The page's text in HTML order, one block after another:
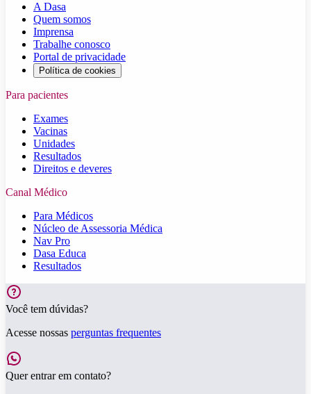
A Dasa
Quem somos
Imprensa
Trabalhe conosco
Portal de privacidade
Política de cookies
Para pacientes
Exames
Vacinas
Unidades
Resultados
Direitos e deveres
Canal Médico
Para Médicos
Núcleo de Assessoria Médica
Nav Pro
Dasa Educa
Resultados
Você tem dúvidas?
Acesse nossas perguntas frequentes
Quer entrar em contato?